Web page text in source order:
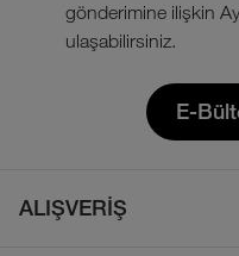
gönderimine ilişkin
ulaşabilirsiniz.
E-
ALIŞVERİŞ